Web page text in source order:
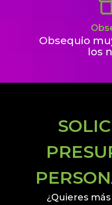
Obsequio
los
¿Quieres